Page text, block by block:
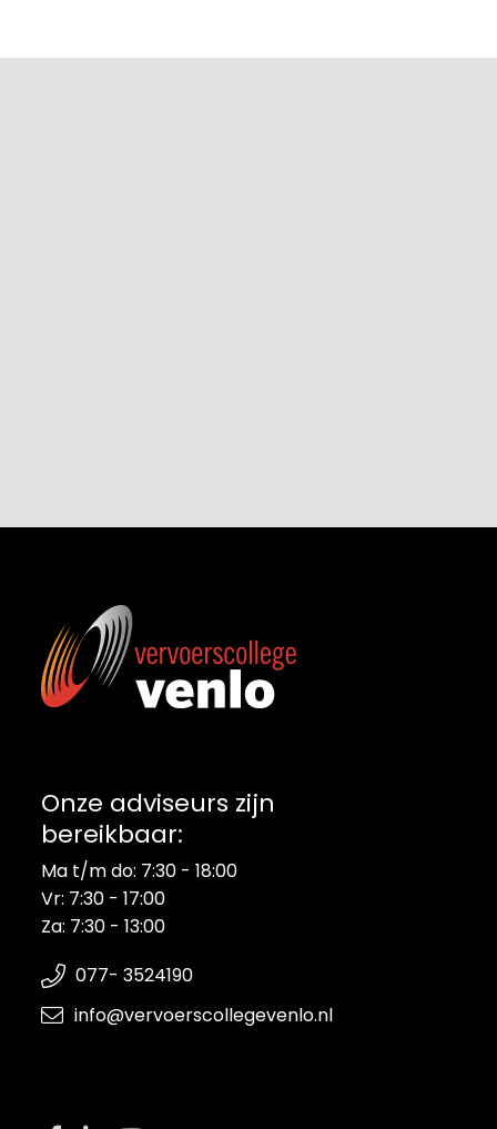
Onze adviseurs zijn
bereikbaar:
Ma t/m do: 7:30 - 18:00
Vr: 7:30 - 17:00
Za: 7:30 - 13:00
077- 3524190
info@vervoerscollegevenlo.nl